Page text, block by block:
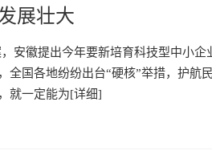
展壮大
安徽提出今年要新培育科技型中小
国各地纷纷出台“硬核”举措，护航
就一定能为[详细]